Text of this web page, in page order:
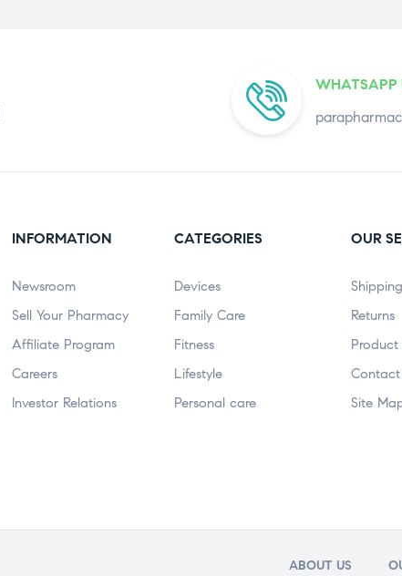
WHATSAPP
INFORMATION
Newsroom
Sell Your Pharmacy
Affiliate Program
Careers
Investor Relations
CATEGORIES
Devices
Family Care
Fitness
Lifestyle
Personal care
OUR
Shipping
Returns
Product
Contact
Site
ABOUT US